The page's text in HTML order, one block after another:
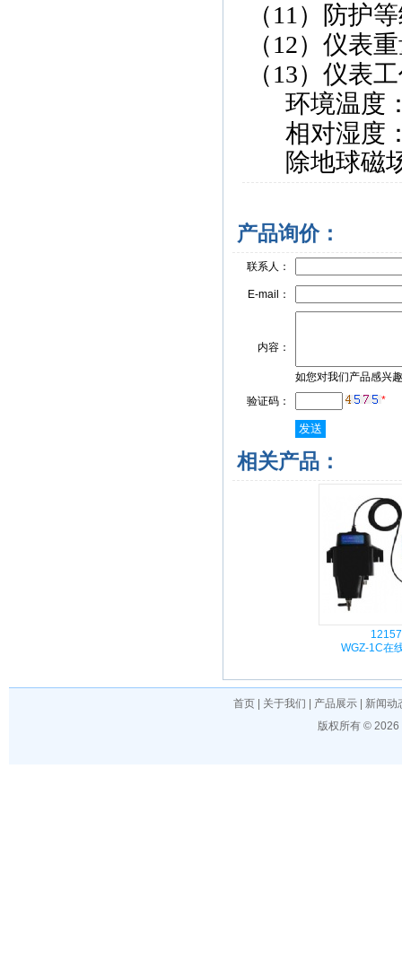
（11） 防护
（12） 仪表
（13） 仪表
环境温度
相对湿度
除地球磁
产品询价：
联系人：
E-mail：
内容：
如您对我们产品感兴
验证码：
*
相关产品：
WGZ-1C在
首页 关于我们 产品展示
新闻动
版权所有 © 2026